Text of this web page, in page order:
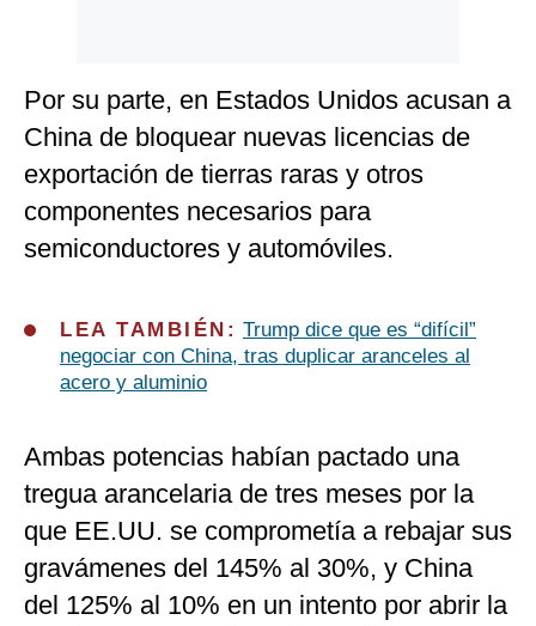
Por su parte, en Estados Unidos acusan a
China de bloquear nuevas licencias de
exportación de tierras raras y otros
componentes necesarios para
semiconductores y automóviles.
LEA TAMBIÉN: Trump dice que es “difícil”
negociar con China, tras duplicar aranceles al
acero y aluminio
Ambas potencias habían pactado una
tregua arancelaria de tres meses por la
que EE.UU. se comprometía a rebajar sus
gravámenes del 145% al 30%, y China
del 125% al 10% en un intento por abrir la